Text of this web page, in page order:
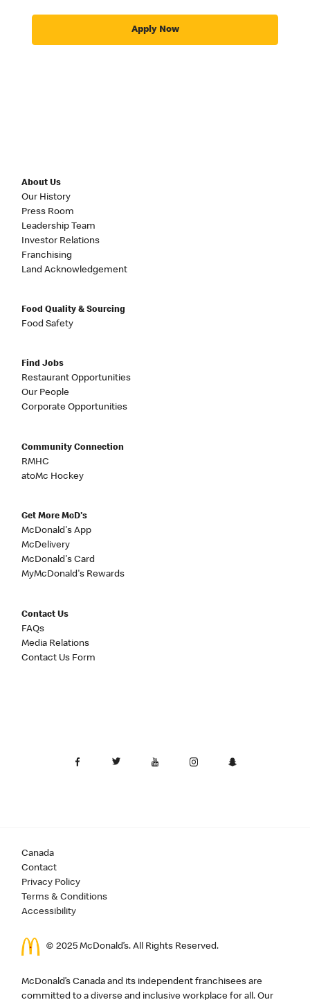
Apply Now
About Us
Our History
Press Room
Leadership Team
Investor Relations
Franchising
Land Acknowledgement
Food Quality & Sourcing
Food Safety
Find Jobs
Restaurant Opportunities
Our People
Corporate Opportunities
Community Connection
RMHC
atoMc Hockey
Get More McD's
McDonald's App
McDelivery
McDonald's Card
MyMcDonald's Rewards
Contact Us
FAQs
Media Relations
Contact Us Form
Canada
Contact
Privacy Policy
Terms & Conditions
Accessibility
© 2025 McDonald’s. All Rights Reserved.
McDonald’s Canada and its independent franchisees are
committed to a diverse and inclusive workplace for all. Our